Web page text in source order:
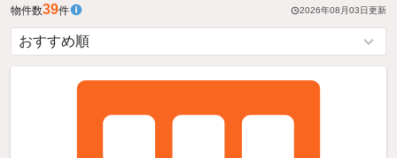
物件数39件 2026年08月03日更新